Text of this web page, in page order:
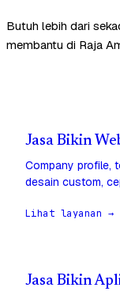
Butuh lebih dari
membantu di Raja
Jasa Bikin
Company profile,
desain custom,
Lihat layanan →
Jasa Bikin